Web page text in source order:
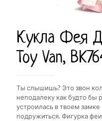
Кукла Фея
Toy Van,
Ты слышишь? Это звон
неподалеку как будто
устроилась в твоем замке
подружиться. Фигурка